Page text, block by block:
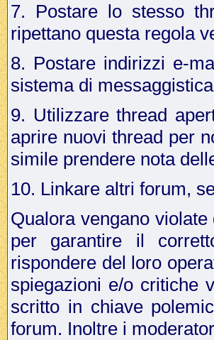
7. Postare lo stesso
ripettano questa regola
8. Postare indirizzi e-
sistema di
9. Utilizzare thread
aprire nuovi thread per
simile prendere nota
10. Linkare altri forum,
Qualora vengano
per garantire il
rispondere del loro
spiegazioni e/o critiche
scritto in chiave
forum. Inoltre i